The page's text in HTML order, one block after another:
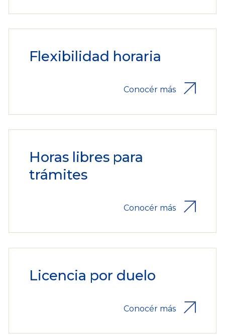
Flexibilidad horaria
Conocér más
Horas libres para
trámites
Conocér más
Licencia por duelo
Conocér más